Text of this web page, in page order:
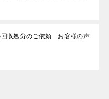
回収処分のご依頼 お客様の声